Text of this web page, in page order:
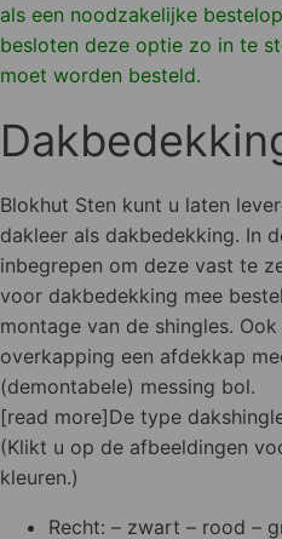
als een noodzakelijke
besloten deze optie zo in te
moet worden besteld.
Blokhut Sten kunt u laten
dakleer als dakbedekking. In
inbegrepen om deze vast te
voor dakbedekking mee
montage van de shingles.
overkapping een afdekkap
(demontabele) messing bol.
[read more]De type
(Klikt u op de afbeeldingen
kleuren.)
Recht: – zwart – rood –